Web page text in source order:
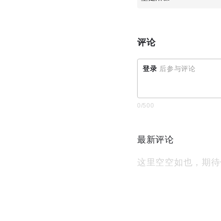
评论
登录 后参与评论
0/500
最新评论
这里空空如也，期